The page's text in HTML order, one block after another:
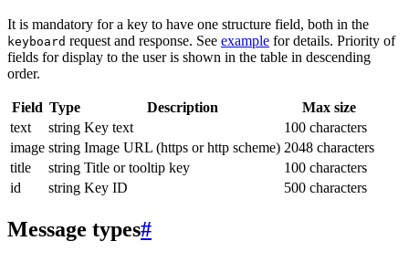
It is mandatory for a key to have one structure field, both in the
keyboard request and response. See example for details. Priority of
fields for display to the user is shown in the table in descending
order.
Field Type Description
Max size
text
string Key text
100 characters
image string Image URL (https or http scheme) 2048 characters
title
string Title or tooltip key
100 characters
id
string Key ID 500 characters
Message types#